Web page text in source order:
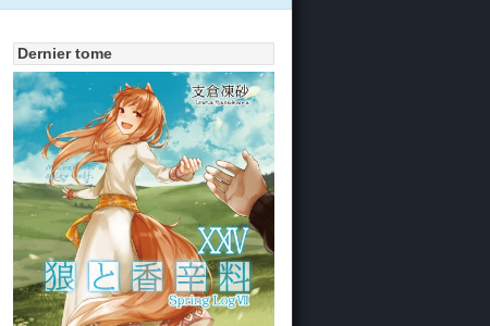
Dernier tome